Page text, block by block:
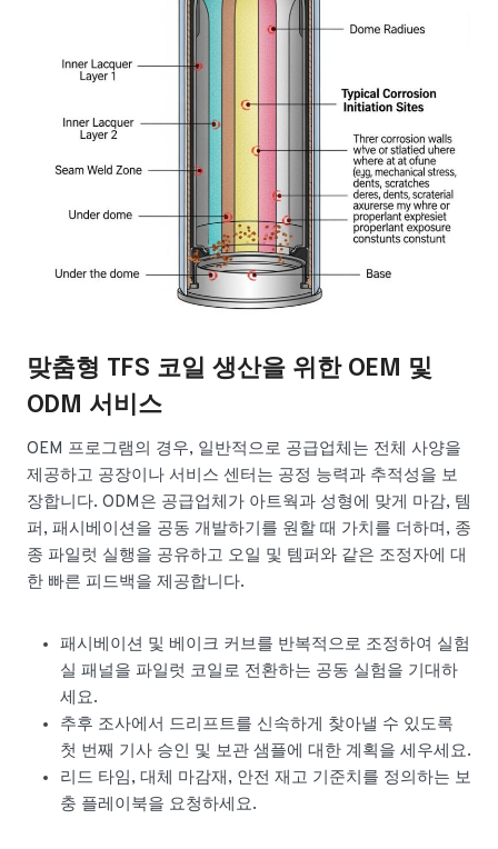
맞춤형 TFS 코일 생산을 위한 OEM 및
ODM 서비스
OEM 프로그램의 경우, 일반적으로 공급업체는 전체 사양을
제공하고 공장이나 서비스 센터는 공정 능력과 추적성을 보
장합니다. ODM은 공급업체가 아트웍과 성형에 맞게 마감, 템
퍼, 패시베이션을 공동 개발하기를 원할 때 가치를 더하며, 종
종 파일럿 실행을 공유하고 오일 및 템퍼와 같은 조정자에 대
한 빠른 피드백을 제공합니다.
패시베이션 및 베이크 커브를 반복적으로 조정하여 실험
실 패널을 파일럿 코일로 전환하는 공동 실험을 기대하
세요.
추후 조사에서 드리프트를 신속하게 찾아낼 수 있도록
첫 번째 기사 승인 및 보관 샘플에 대한 계획을 세우세요.
리드 타임, 대체 마감재, 안전 재고 기준치를 정의하는 보
충 플레이북을 요청하세요.